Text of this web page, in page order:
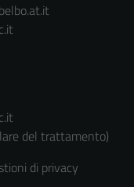
del trattamento)
di privacy